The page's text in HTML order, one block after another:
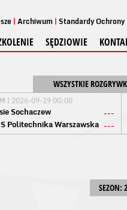
Archiwum Standardy
SĘDZIOWIE
WSZYSTKIE
| 2026-09-19 00:00
Sochaczew
---
Politechnika Warszawska ---
SEZON: